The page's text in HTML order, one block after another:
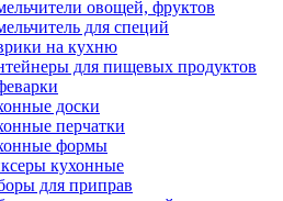
овощей, фруктов
для специй
на кухню
для пищевых продуктов
доски
перчатки
формы
кухонные
для приправ